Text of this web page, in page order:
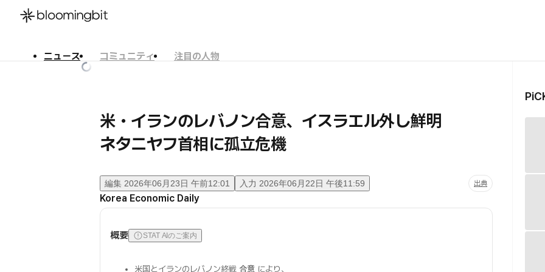
ニュース コミュニティ
注目の人物
米・イランのレバノン合意、イスラエル外し鮮明
ネタニヤフ首相に孤立危機
編集 2026年06月23日 午前12:01 入力 2026年06月22日 午後11:59 出典
Korea Economic Daily
概要 STAT AIのご案内
米国とイランのレバノン終戦 合意により、